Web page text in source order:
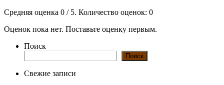
Средняя оценка 0 / 5. Количество оценок: 0
Оценок пока нет. Поставьте оценку первым.
Поиск
Поиск
Свежие записи